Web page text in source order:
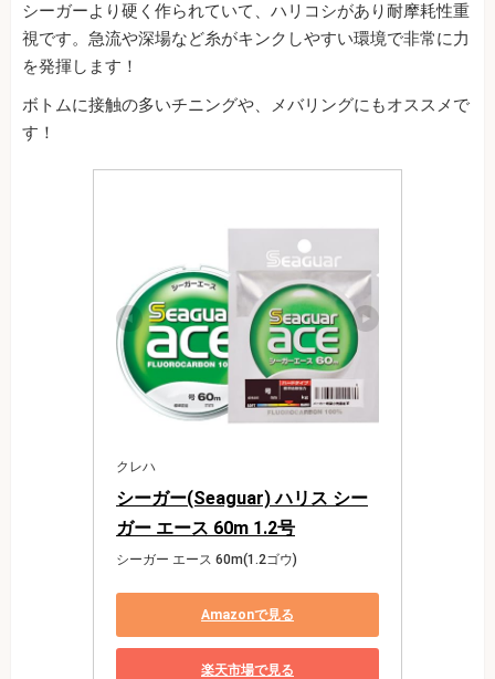
シーガーより硬く作られていて、ハリコシがあり耐摩耗性重
視です。急流や深場など糸がキンクしやすい環境で非常に力
を発揮します！
ボトムに接触の多いチニングや、メバリングにもオススメで
す！
クレハ
シーガー(Seaguar) ハリス シー
ガー エース 60m 1.2号
シーガー エース 60m(1.2ゴウ)
Amazonで見る
楽天市場で見る